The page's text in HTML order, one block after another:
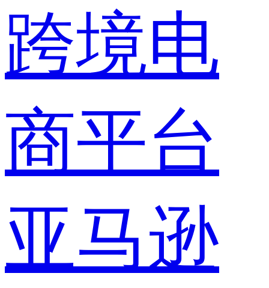
跨境电
商平台
亚马逊